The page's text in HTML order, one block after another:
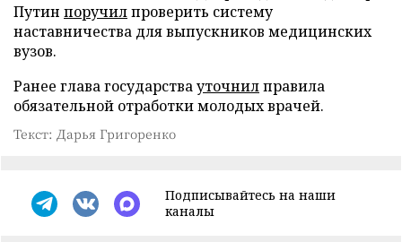
Путин поручилпроверить систему
наставничества для выпускников медицинских
вузов.
Ранее глава государствауточнилправила
обязательной отработки молодых врачей.
Текст: Дарья Григоренко
Подписывайтесь на наши
каналы